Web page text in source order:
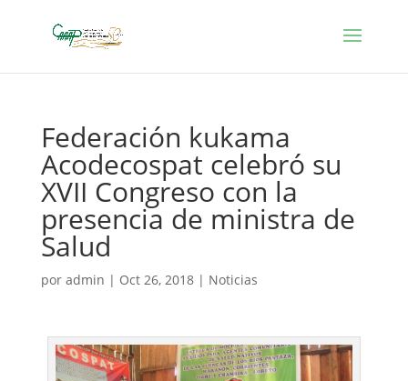
Federación kukama
Acodecospat celebró su
XVII Congreso con la
presencia de ministra de
Salud
por admin | Oct 26, 2018| Noticias